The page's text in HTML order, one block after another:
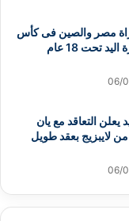
مصر والصين فى كأس
العالم لكرة اليد تحت 18 عام
06/
يعلن التعاقد مع يان
لايبزيج بعقد طويل
06/